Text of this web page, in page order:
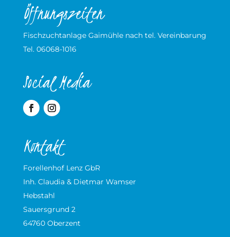
Öffnungszeiten
Fischzuchtanlage Gaimühle nach tel. Vereinbarung
Tel. 06068-1016
Social Media
Kontakt
Forellenhof Lenz GbR
Inh. Claudia & Dietmar Wamser
Hebstahl
Sauersgrund 2
64760 Oberzent